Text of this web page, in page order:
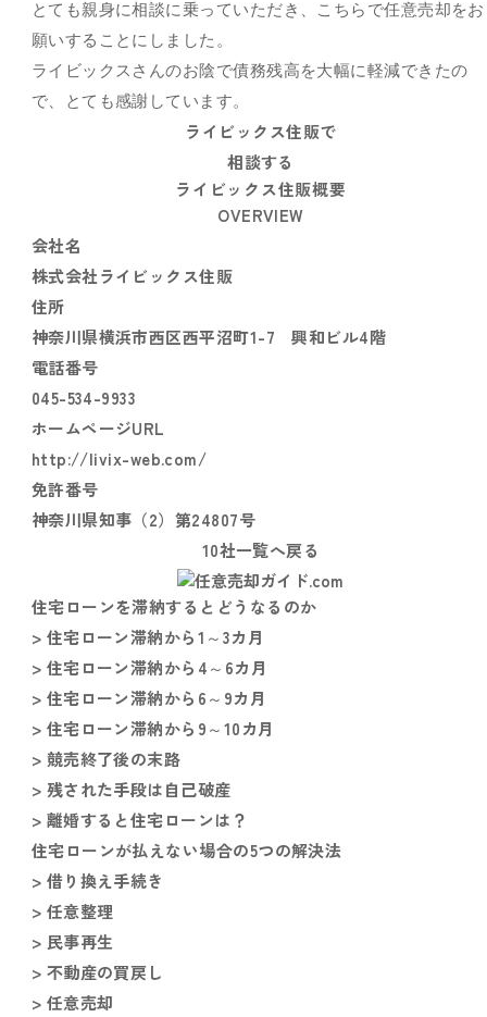
とても親身に相談に乗っていただき、こちらで任意売却をお
願いすることにしました。
ライビックスさんのお陰で債務残高を大幅に軽減できたの
で、とても感謝しています。
ライビックス住販で
相談する
ライビックス住販概要
OVERVIEW
会社名
株式会社ライビックス住販
住所
神奈川県横浜市西区西平沼町1-7 興和ビル4階
電話番号
045-534-9933
ホームページURL
http://livix-web.com/
免許番号
神奈川県知事（2）第24807号
10社一覧へ戻る
住宅ローンを滞納するとどうなるのか
> 住宅ローン滞納から1～3カ月
> 住宅ローン滞納から4～6カ月
> 住宅ローン滞納から6～9カ月
> 住宅ローン滞納から9～10カ月
> 競売終了後の末路
> 残された手段は自己破産
> 離婚すると住宅ローンは？
住宅ローンが払えない場合の5つの解決法
> 借り換え手続き
> 任意整理
> 民事再生
> 不動産の買戻し
> 任意売却